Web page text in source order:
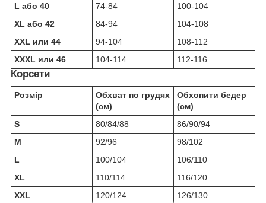
L або 40
74-84
100-104
XL або 42
84-94
104-108
XXL или 44
94-104
108-112
XXXL или 46
104-114 112-116
Корсети
Розмір
Обхват по грудях
(см)
Обхопити бедер
(см)
S
80/84/88
86/90/94
M
92/96
98/102
L
100/104
106/110
XL
110/114
116/120
XXL
120/124 126/130